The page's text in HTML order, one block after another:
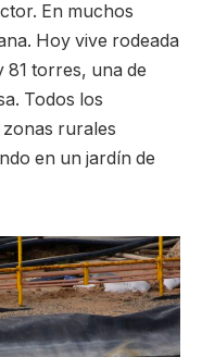
En muchos
Hoy vive rodeada
81 torres, una de
Todos los
rurales
en un jardín de